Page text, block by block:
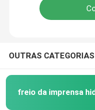
Produtos
OUTRAS
freio da imprensa